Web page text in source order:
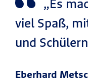
„Es
viel Spaß,
und
Eberhard